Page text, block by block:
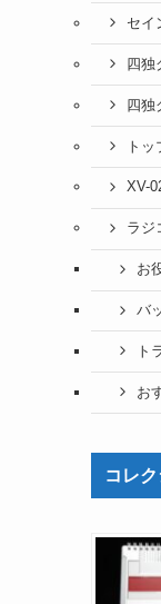
セイ
四独
四独
トッ
XV-
ラジ
お
バ
ト
お
コレ